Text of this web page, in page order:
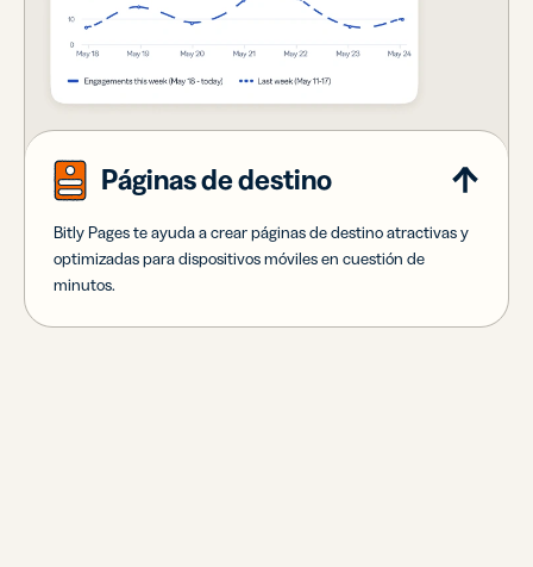
Páginas de destino
Bitly Pages te ayuda a crear páginas de destino atractivas y
optimizadas para dispositivos móviles en cuestión de
minutos.